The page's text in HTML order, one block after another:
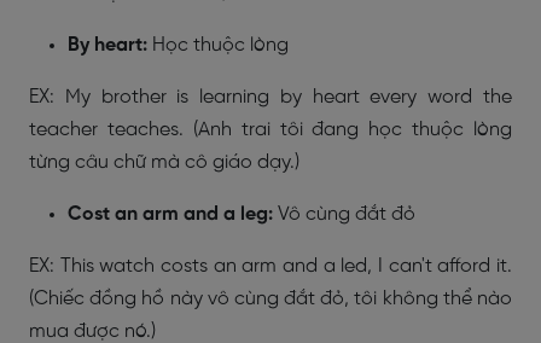
By heart: Học thuộc lòng
EX: My brother is learning by heart every word the
teacher teaches. (Anh trai tôi đang học thuộc lòng
từng câu chữ mà cô giáo dạy.)
Cost an arm and a leg: Vô cùng đắt đỏ
EX: This watch costs an arm and a led, I can't afford it.
(Chiếc đồng hồ này vô cùng đắt đỏ, tôi không thể nào
mua được nó.)